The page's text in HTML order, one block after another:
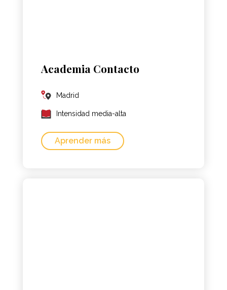
Academia Contacto
Madrid
Intensidad media-alta
Aprender más